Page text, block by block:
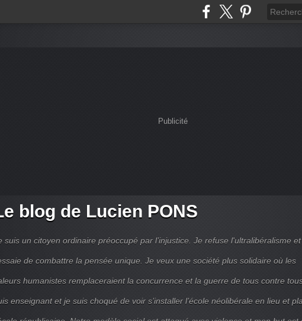
Publicité
blog de Lucien PONS
suis un citoyen ordinaire préoccupé par l’injustice. Je refuse l'ultralibéralisme et
de combattre la pensée unique. Je veux une société plus solidaire où les
humanistes remplaceraient la concurrence et la guerre de tous contre
enseignant et je suis choqué de voir s’installer l’école néolibérale en lieu et